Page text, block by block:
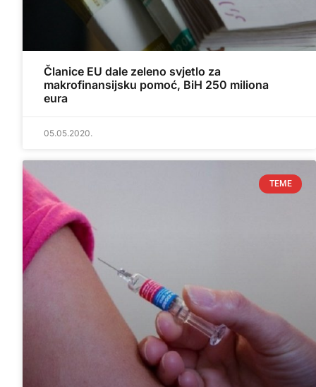
Članice EU dale zeleno svjetlo za
makrofinansijsku pomoć, BiH 250 miliona
eura
05.05.2020.
TEME